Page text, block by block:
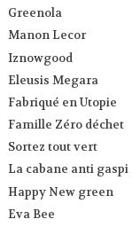
Greenola
Manon Lecor
Iznowgood
Eleusis Megara
Fabriqué en Utopie
Famille Zéro déchet
Sortez tout vert
La cabane anti gaspi
Happy New green
Eva Bee